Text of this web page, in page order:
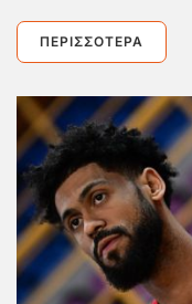
ΠΕΡΙΣΣΌΤΕΡΑ